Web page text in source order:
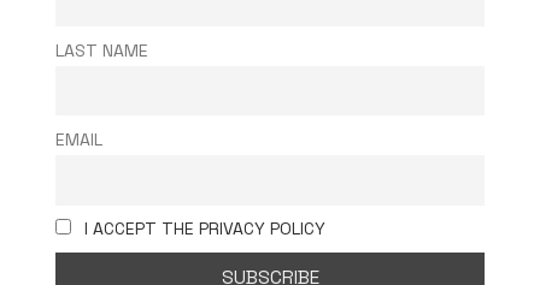
LAST NAME
EMAIL
I ACCEPT THE PRIVACY POLICY